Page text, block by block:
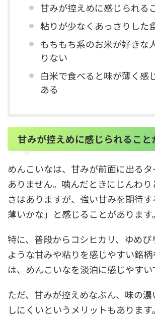
甘みが控えめに感じられる
粘りが少なくあっさりした
もちもち系のお米が好きな
りない
白米で食べると味が薄く感
ある
甘みが控えめに感じられること
めんこいなは、甘みが前面に出る
ありません。噛んだときにじんわ
さはありますが、強い甘みを期待
薄いかな」と感じることがあります。
特に、普段からコシヒカリ、ゆめ
ような甘みや粘りを感じやすい銘
は、めんこいなを淡泊に感じやすい
ただ、甘みが控えめなぶん、味の
しにくいというメリットもあります。